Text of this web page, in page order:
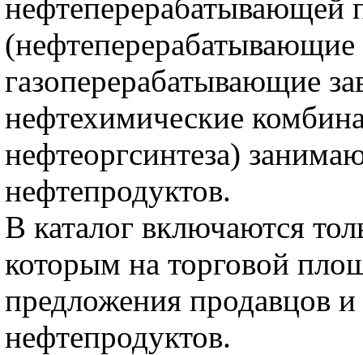
газоперерабатывающие
нефтехимические
нефтеоргсинтеза)
нефтепродуктов.
В каталог включаются
которым на торговой
предложения продавцов и
нефтепродуктов.